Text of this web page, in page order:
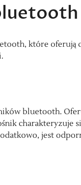
które oferują
bluetooth.
charakteryzuje
jest